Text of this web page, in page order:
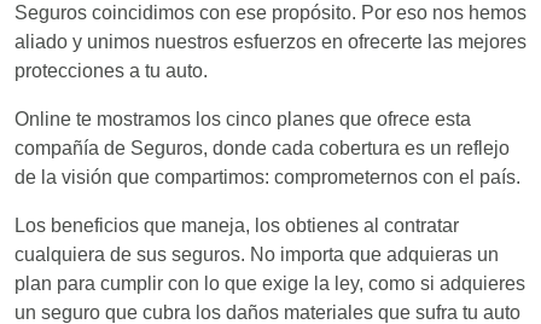
Seguros coincidimos con ese propósito. Por eso nos hemos
aliado y unimos nuestros esfuerzos en ofrecerte las mejores
protecciones a tu auto.
Online te mostramos los cinco planes que ofrece esta
compañía de Seguros, donde cada cobertura es un reflejo
de la visión que compartimos: comprometernos con el país.
Los beneficios que maneja, los obtienes al contratar
cualquiera de sus seguros. No importa que adquieras un
plan para cumplir con lo que exige la ley, como si adquieres
un seguro que cubra los daños materiales que sufra tu auto